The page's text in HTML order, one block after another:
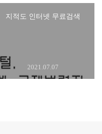
지적도 인터넷 무료검색
2021.07.07